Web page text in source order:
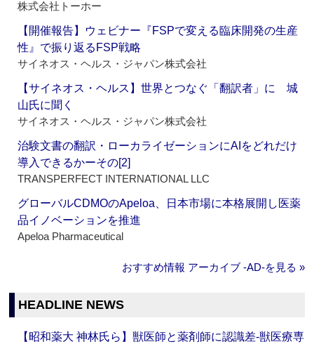
株式会社トーホー
【開催報告】ウェビナー『FSPで変える臨床開発の生産
性』で振り返るFSP戦略
サイネオス・ヘルス・ジャパン株式会社
【サイネオス・ヘルス】世界とつなぐ「翻訳者」に 城
山氏に聞く
サイネオス・ヘルス・ジャパン株式会社
治験文書の翻訳・ローカライゼーションにAIをどれだけ
導入できるかーその[2]
TRANSPERFECT INTERNATIONAL LLC
グローバルCDMOのApeloa、日本市場に本格展開し医薬
品イノベーションを推進
Apeloa Pharmaceutical
おすすめ情報 アーカイブ ‐AD‐を見る »
HEADLINE NEWS
【昭和薬大 神林氏ら】獣医師と薬剤師に認識差‐獣医療専